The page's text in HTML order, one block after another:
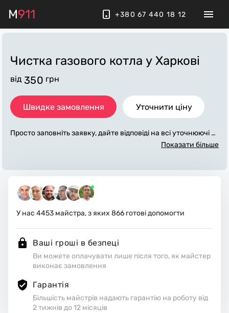
M911 +380 67 440 18 12
Чистка газового котла у Харкові
від 350 грн
Швидке замовлення Уточнити ціну
Просто заповніть заявку, дайте відповіді на всі уточнюючі за
питання по «чистка газового котла». Ми зв'яжемося з вами
иконавці стежать за чистотою та прибирають робоче місце.
Показати більше
У нас 4453 майстра, з яких 866 готові допомогти
Ваші гроші в безпеці
Ви можете оплачувати лише після того, як майстер
виконає замовлення
Гарантія
Більшість майстрів надають гарантію на роботу від
2 тижнів до 12 місяців